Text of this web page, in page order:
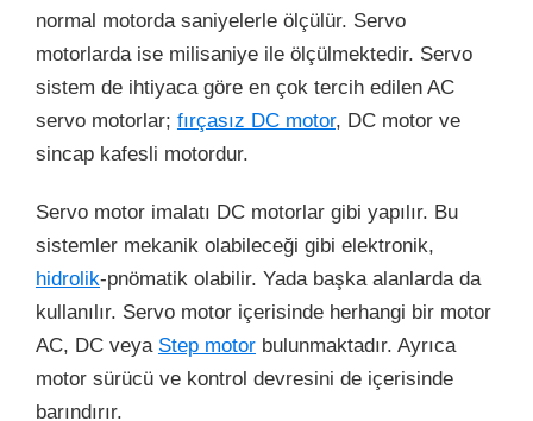
normal motorda saniyelerle ölçülür. Servo
motorlarda ise milisaniye ile ölçülmektedir. Servo
sistem de ihtiyaca göre en çok tercih edilen AC
servo motorlar; fırçasız DC motor, DC motor ve
sincap kafesli motordur.
Servo motor imalatı DC motorlar gibi yapılır. Bu
sistemler mekanik olabileceği gibi elektronik,
hidrolik-pnömatik olabilir. Yada başka alanlarda da
kullanılır. Servo motor içerisinde herhangi bir motor
AC, DC veya Step motor bulunmaktadır. Ayrıca
motor sürücü ve kontrol devresini de içerisinde
barındırır.